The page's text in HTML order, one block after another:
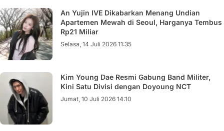
An Yujin IVE Dikabarkan Menang Undian
Apartemen Mewah di Seoul, Harganya Tembus
Rp21 Miliar
Selasa, 14 Juli 2026 11:35
Kim Young Dae Resmi Gabung Band Militer,
Kini Satu Divisi dengan Doyoung NCT
Jumat, 10 Juli 2026 14:10